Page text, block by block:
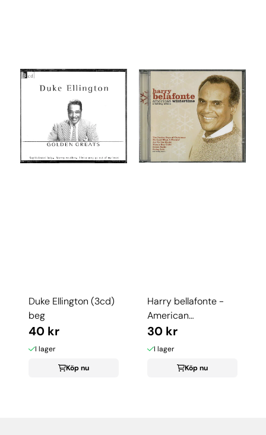
Duke Ellington (3cd)
beg
40 kr
I lager
Köp nu
Harry bellafonte -
American
Wintertime (CD) beg
30 kr
I lager
Köp nu